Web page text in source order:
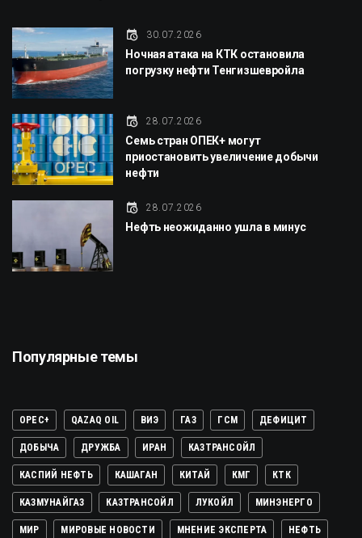
30.07.2026
Ночная атака на КТК остановила
погрузку нефти Тенгизшевройла
28.07.2026
Семь стран ОПЕК+ могут
приостановить увеличение добычи
нефти
28.07.2026
Нефть неожиданно ушла в минус
Популярные темы
OPEC+ QAZAQ OIL ВИЭ ГАЗ ГСМ ДЕФИЦИТ
ДОБЫЧА ДРУЖБА ИРАН КАЗТРАНСОЙЛ
КАСПИЙ НЕФТЬ КАШАГАН КИТАЙ КМГ КТК
КАЗМУНАЙГАЗ КАЗТРАНСОЙЛ ЛУКОЙЛ МИНЭНЕРГО
МИР МИРОВЫЕ НОВОСТИ МНЕНИЕ ЭКСПЕРТА НЕФТЬ